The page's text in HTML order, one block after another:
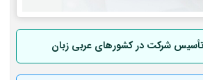
شرکت در کشورهای عربی زبان